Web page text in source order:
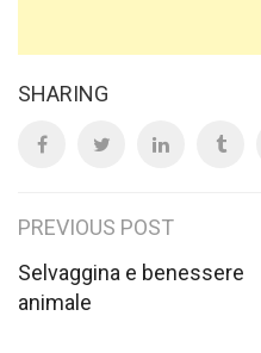
SHARING
Post
navigation
PREVIOUS POST
Selvaggina e benessere
animale